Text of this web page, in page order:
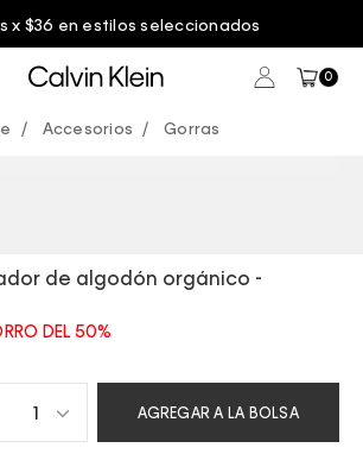
x $36 en estilos seleccionados
0
Accesorios Gorras
de algodón orgánico -
DEL 50%
1 AGREGAR A LA BOLSA